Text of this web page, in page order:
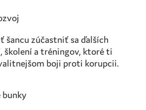
šancu zúčastniť sa ďalších
školení a tréningov, ktoré ti
boji proti korupcii.